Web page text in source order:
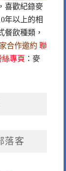
喜歡紀錄麥
年以上的相
餐飲種類，
合作邀約 聯
絲專頁 ： 麥
落客